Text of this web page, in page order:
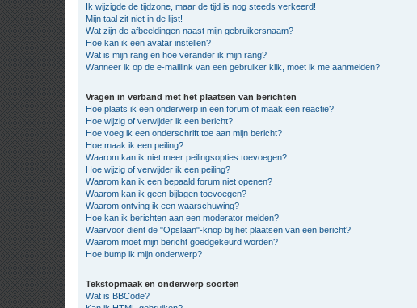
Ik wijzigde de tijdzone, maar de tijd is nog steeds verkeerd!
Mijn taal zit niet in de lijst!
Wat zijn de afbeeldingen naast mijn gebruikersnaam?
Hoe kan ik een avatar instellen?
Wat is mijn rang en hoe verander ik mijn rang?
Wanneer ik op de e-maillink van een gebruiker klik, moet ik me aanmelden?
Vragen in verband met het plaatsen van berichten
Hoe plaats ik een onderwerp in een forum of maak een reactie?
Hoe wijzig of verwijder ik een bericht?
Hoe voeg ik een onderschrift toe aan mijn bericht?
Hoe maak ik een peiling?
Waarom kan ik niet meer peilingsopties toevoegen?
Hoe wijzig of verwijder ik een peiling?
Waarom kan ik een bepaald forum niet openen?
Waarom kan ik geen bijlagen toevoegen?
Waarom ontving ik een waarschuwing?
Hoe kan ik berichten aan een moderator melden?
Waarvoor dient de "Opslaan"-knop bij het plaatsen van een bericht?
Waarom moet mijn bericht goedgekeurd worden?
Hoe bump ik mijn onderwerp?
Tekstopmaak en onderwerp soorten
Wat is BBCode?